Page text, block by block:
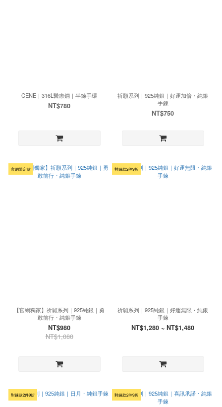
CENE｜316L醫療鋼｜半鍊手環
NT$780
祈願系列｜925純銀｜好運加倍・純銀
手鍊
NT$750
官網限定款
【官網獨家】祈願系列｜925純銀｜勇
敢前行・純銀手鍊
NT$980
NT$1,080
對鍊款2件9折
祈願系列｜925純銀｜好運無限・純銀
手鍊
NT$1,280 ~ NT$1,480
對鍊款2件9折 對鍊款2件9折